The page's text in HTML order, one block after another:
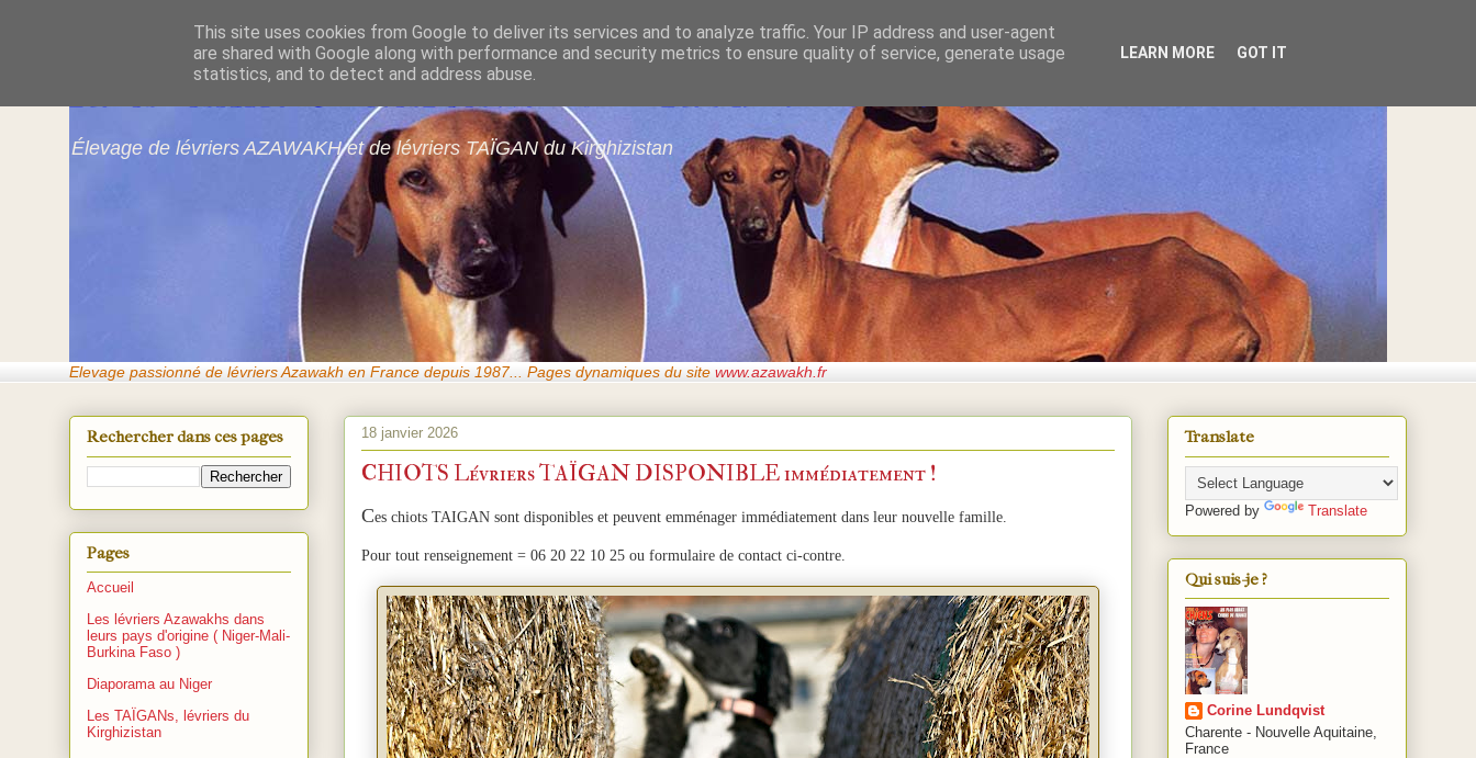
Azawakhs & Taïgans de GARDE-ÉPÉE
Élevage de lévriers AZAWAKH et de lévriers TAÏGAN du Kirghizistan
Elevage passionné de lévriers Azawakh en France depuis 1987.. . Pages dynamiques du site www.azawakh.fr
18 janvier 2026
CHIOTS Lévriers TAÏGAN DISPONIBLE immédiatement !
Ces chiots TAIGAN sont disponibles et peuvent emménager immédiatement dans leur nouvelle famille.
Pour tout renseignement = 06 20 22 10 25 ou formulaire de contact ci-contre.
Rechercher dans ces pages
Pages
Accueil
Les lévriers Azawakhs dans
leurs pays d'origine ( Niger-Mali-
Burkina Faso )
Diaporama au Niger
Les TAÏGANs, lévriers du
Kirghizistan
Translate
Powered by Translate
Qui suis-je ?
Corine Lundqvist
Charente - Nouvelle Aquitaine,
France
This site uses cookies from Google to deliver its services and to analyze traffic. Your IP address and user-agent
are shared with Google along with performance and security metrics to ensure quality of service, generate usage
statistics, and to detect and address abuse.
LEARN MORE GOT IT